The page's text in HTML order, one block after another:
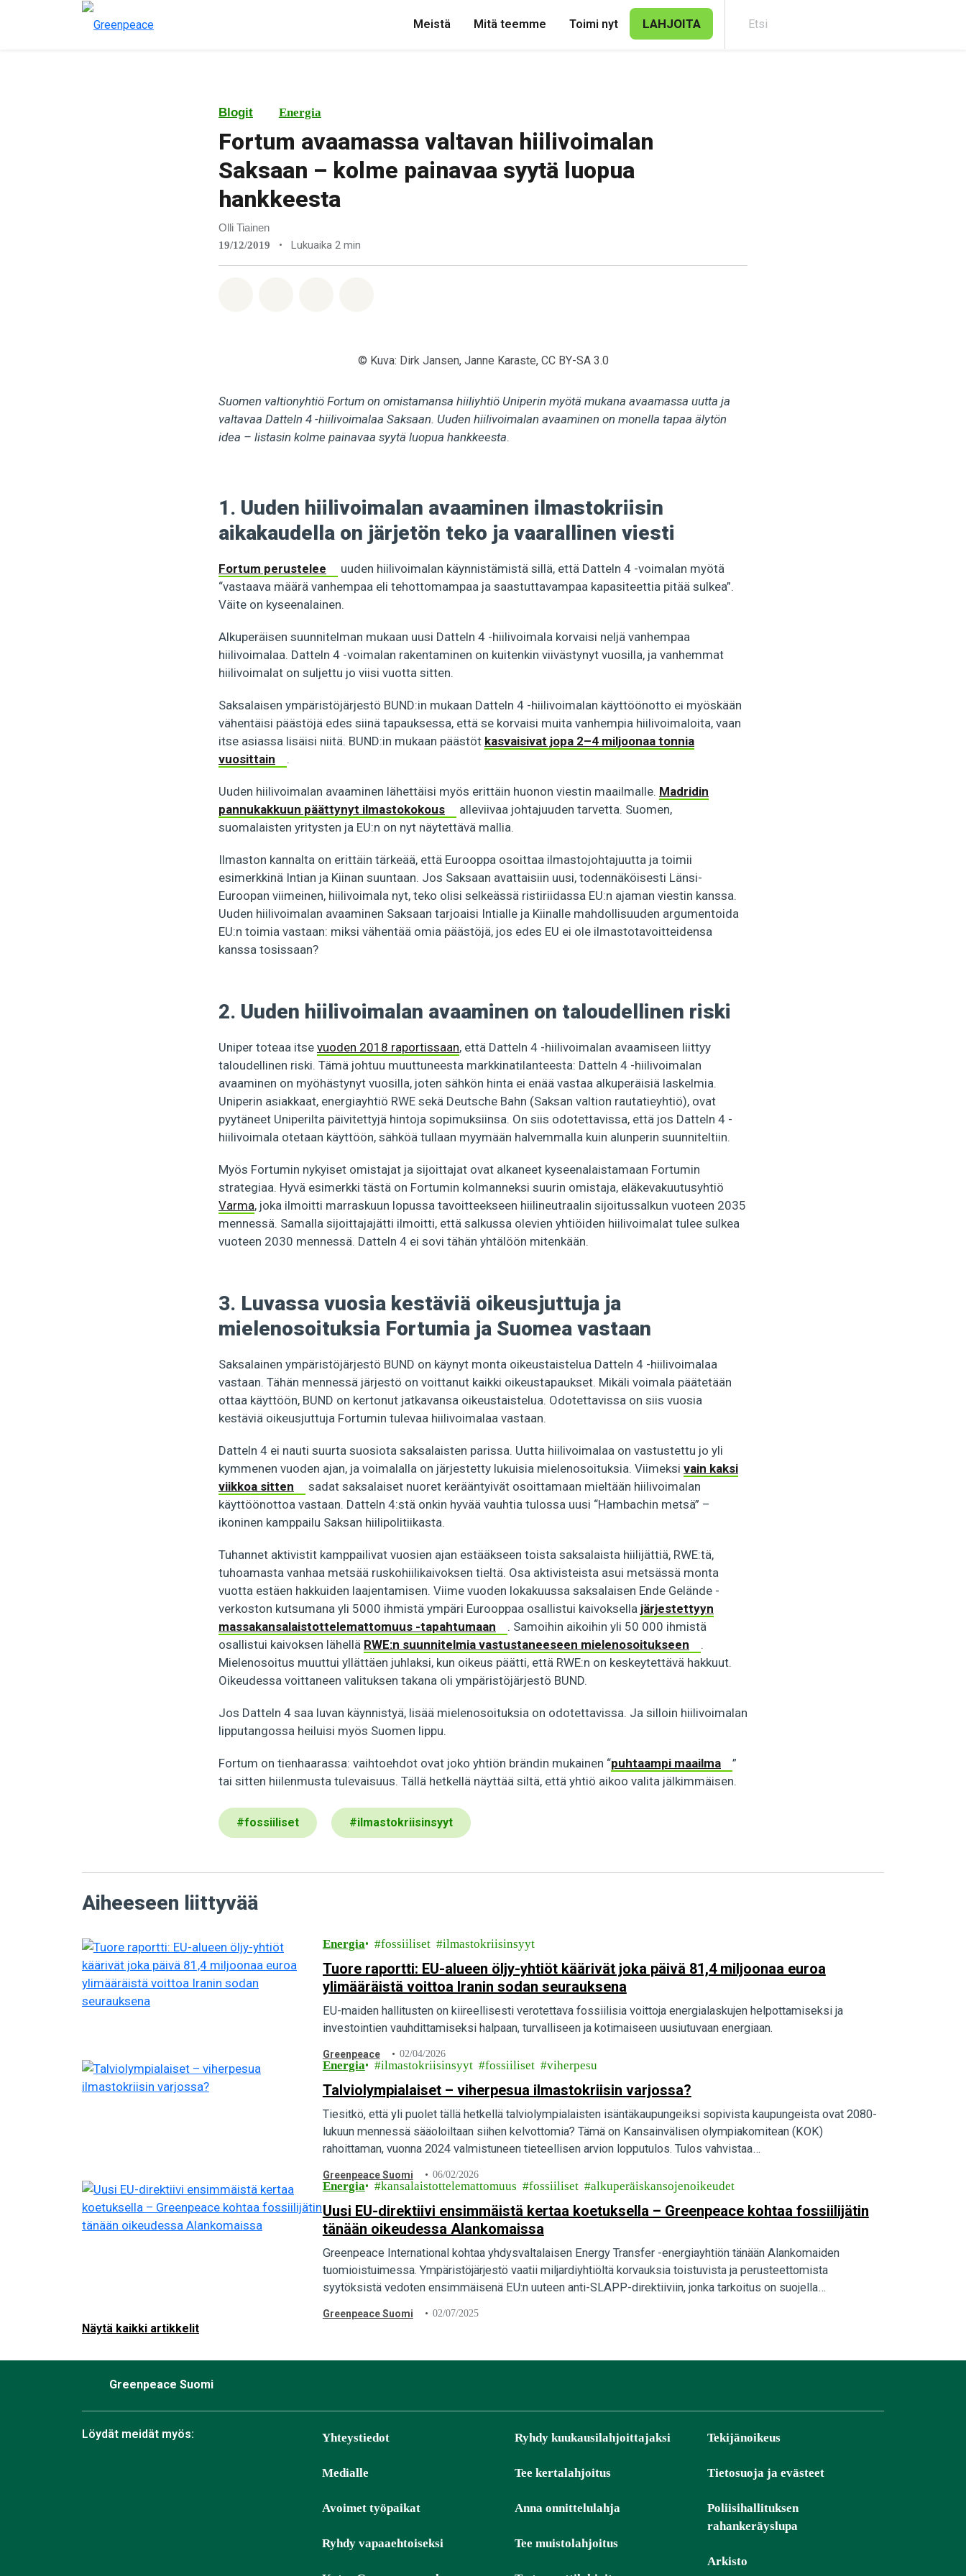
Meistä Mitä teemme Toimi nyt LAHJOITA
Blogit Energia
Fortum avaamassa valtavan hiilivoimalan
Saksaan – kolme painavaa syytä luopua
hankkeesta
Olli Tiainen
19/12/2019 • Lukuaika 2 min
© Kuva: Dirk Jansen, Janne Karaste, CC BY-SA 3.0
Suomen valtionyhtiö Fortum on omistamansa hiiliyhtiö Uniperin myötä mukana avaamassa uutta ja
valtavaa Datteln 4 -hiilivoimalaa Saksaan. Uuden hiilivoimalan avaaminen on monella tapaa älytön
idea – listasin kolme painavaa syytä luopua hankkeesta.
1. Uuden hiilivoimalan avaaminen ilmastokriisin
aikakaudella on järjetön teko ja vaarallinen viesti
Fortum perustelee
uuden hiilivoimalan käynnistämistä sillä, että Datteln 4 -voimalan myötä
“vastaava määrä vanhempaa eli tehottomampaa ja saastuttavampaa kapasiteettia pitää sulkea”.
Väite on kyseenalainen.
Alkuperäisen suunnitelman mukaan uusi Datteln 4 -hiilivoimala korvaisi neljä vanhempaa
hiilivoimalaa. Datteln 4 -voimalan rakentaminen on kuitenkin viivästynyt vuosilla, ja vanhemmat
hiilivoimalat on suljettu jo viisi vuotta sitten.
Saksalaisen ympäristöjärjestö BUND:in mukaan Datteln 4 -hiilivoimalan käyttöönotto ei myöskään
vähentäisi päästöjä edes siinä tapauksessa, että se korvaisi muita vanhempia hiilivoimaloita, vaan
itse asiassa lisäisi niitä. BUND:in mukaan päästöt kasvaisivat jopa 2–4 miljoonaa tonnia
vuosittain
.
Uuden hiilivoimalan avaaminen lähettäisi myös erittäin huonon viestin maailmalle. Madridin
pannukakkuun päättynyt ilmastokokous
alleviivaa johtajuuden tarvetta. Suomen,
suomalaisten yritysten ja EU:n on nyt näytettävä mallia.
Ilmaston kannalta on erittäin tärkeää, että Eurooppa osoittaa ilmastojohtajuutta ja toimii
esimerkkinä Intian ja Kiinan suuntaan. Jos Saksaan avattaisiin uusi, todennäköisesti Länsi-
Euroopan viimeinen, hiilivoimala nyt, teko olisi selkeässä ristiriidassa EU:n ajaman viestin kanssa.
Uuden hiilivoimalan avaaminen Saksaan tarjoaisi Intialle ja Kiinalle mahdollisuuden argumentoida
EU:n toimia vastaan: miksi vähentää omia päästöjä, jos edes EU ei ole ilmastotavoitteidensa
kanssa tosissaan?
2. Uuden hiilivoimalan avaaminen on taloudellinen riski
Uniper toteaa itse vuoden 2018 raportissaan, että Datteln 4 -hiilivoimalan avaamiseen liittyy
taloudellinen riski. Tämä johtuu muuttuneesta markkinatilanteesta: Datteln 4 -hiilivoimalan
avaaminen on myöhästynyt vuosilla, joten sähkön hinta ei enää vastaa alkuperäisiä laskelmia.
Uniperin asiakkaat, energiayhtiö RWE sekä Deutsche Bahn (Saksan valtion rautatieyhtiö), ovat
pyytäneet Uniperilta päivitettyjä hintoja sopimuksiinsa. On siis odotettavissa, että jos Datteln 4 -
hiilivoimala otetaan käyttöön, sähköä tullaan myymään halvemmalla kuin alunperin suunniteltiin.
Myös Fortumin nykyiset omistajat ja sijoittajat ovat alkaneet kyseenalaistamaan Fortumin
strategiaa. Hyvä esimerkki tästä on Fortumin kolmanneksi suurin omistaja, eläkevakuutusyhtiö
Varma, joka ilmoitti marraskuun lopussa tavoitteekseen hiilineutraalin sijoitussalkun vuoteen 2035
mennessä. Samalla sijoittajajätti ilmoitti, että salkussa olevien yhtiöiden hiilivoimalat tulee sulkea
vuoteen 2030 mennessä. Datteln 4 ei sovi tähän yhtälöön mitenkään.
3. Luvassa vuosia kestäviä oikeusjuttuja ja
mielenosoituksia Fortumia ja Suomea vastaan
Saksalainen ympäristöjärjestö BUND on käynyt monta oikeustaistelua Datteln 4 -hiilivoimalaa
vastaan. Tähän mennessä järjestö on voittanut kaikki oikeustapaukset. Mikäli voimala päätetään
ottaa käyttöön, BUND on kertonut jatkavansa oikeustaistelua. Odotettavissa on siis vuosia
kestäviä oikeusjuttuja Fortumin tulevaa hiilivoimalaa vastaan.
Datteln 4 ei nauti suurta suosiota saksalaisten parissa. Uutta hiilivoimalaa on vastustettu jo yli
kymmenen vuoden ajan, ja voimalalla on järjestetty lukuisia mielenosoituksia. Viimeksi vain kaksi
viikkoa sitten
sadat saksalaiset nuoret kerääntyivät osoittamaan mieltään hiilivoimalan
käyttöönottoa vastaan. Datteln 4:stä onkin hyvää vauhtia tulossa uusi “Hambachin metsä” –
ikoninen kamppailu Saksan hiilipolitiikasta.
Tuhannet aktivistit kamppailivat vuosien ajan estääkseen toista saksalaista hiilijättiä, RWE:tä,
tuhoamasta vanhaa metsää ruskohiilikaivoksen tieltä. Osa aktivisteista asui metsässä monta
vuotta estäen hakkuiden laajentamisen. Viime vuoden lokakuussa saksalaisen Ende Gelände -
verkoston kutsumana yli 5000 ihmistä ympäri Eurooppaa osallistui kaivoksella järjestettyyn
massakansalaistottelemattomuus -tapahtumaan
. Samoihin aikoihin yli 50 000 ihmistä
osallistui kaivoksen lähellä RWE:n suunnitelmia vastustaneeseen mielenosoitukseen
.
Mielenosoitus muuttui yllättäen juhlaksi, kun oikeus päätti, että RWE:n on keskeytettävä hakkuut.
Oikeudessa voittaneen valituksen takana oli ympäristöjärjestö BUND.
Jos Datteln 4 saa luvan käynnistyä, lisää mielenosoituksia on odotettavissa. Ja silloin hiilivoimalan
lipputangossa heiluisi myös Suomen lippu.
Fortum on tienhaarassa: vaihtoehdot ovat joko yhtiön brändin mukainen “puhtaampi maailma
”
tai sitten hiilenmusta tulevaisuus. Tällä hetkellä näyttää siltä, että yhtiö aikoo valita jälkimmäisen.
#fossiiliset #ilmastokriisinsyyt
Aiheeseen liittyvää
Energia fossiiliset ilmastokriisinsyyt
Tuore raportti: EU-alueen öljy-yhtiöt käärivät joka päivä 81,4 miljoonaa euroa
ylimääräistä voittoa Iranin sodan seurauksena
EU-maiden hallitusten on kiireellisesti verotettava fossiilisia voittoja energialaskujen helpottamiseksi ja
investointien vauhdittamiseksi halpaan, turvalliseen ja kotimaiseen uusiutuvaan energiaan.
Greenpeace 02/04/2026
Energia ilmastokriisinsyyt fossiiliset viherpesu
Talviolympialaiset – viherpesua ilmastokriisin varjossa?
Tiesitkö, että yli puolet tällä hetkellä talviolympialaisten isäntäkaupungeiksi sopivista kaupungeista ovat 2080-
lukuun mennessä sääoloiltaan siihen kelvottomia? Tämä on Kansainvälisen olympiakomitean (KOK)
rahoittaman, vuonna 2024 valmistuneen tieteellisen arvion lopputulos. Tulos vahvistaa…
Greenpeace Suomi 06/02/2026
Energia kansalaistottelemattomuus fossiiliset alkuperäiskansojenoikeudet
Uusi EU-direktiivi ensimmäistä kertaa koetuksella – Greenpeace kohtaa fossiilijätin
tänään oikeudessa Alankomaissa
Greenpeace International kohtaa yhdysvaltalaisen Energy Transfer -energiayhtiön tänään Alankomaiden
tuomioistuimessa. Ympäristöjärjestö vaatii miljardiyhtiöltä korvauksia toistuvista ja perusteettomista
syytöksistä vedoten ensimmäisenä EU:n uuteen anti-SLAPP-direktiiviin, jonka tarkoitus on suojella
Greenpeace Suomi 02/07/2025
Näytä kaikki artikkelit
Greenpeace Suomi
Löydät meidät myös: Yhteystiedot
Medialle
Avoimet työpaikat
Ryhdy vapaaehtoiseksi
Ryhdy kuukausilahjoittajaksi
Tee kertalahjoitus
Anna onnittelulahja
Tee muistolahjoitus
Tekijänoikeus
Tietosuoja ja evästeet
Poliisihallituksen
rahankeräyslupa
Arkisto